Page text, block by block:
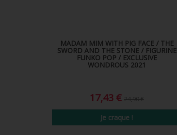
MADAM MIM WITH PIG FACE / THE
SWORD AND THE STONE / FIGURINE
FUNKO POP / EXCLUSIVE
WONDROUS 2021
17,43 € 24,90 €
Je craque !